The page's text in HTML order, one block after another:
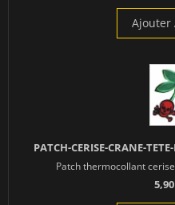
Ajouter
PATCH-CERISE-CRANE-
Patch thermocollant